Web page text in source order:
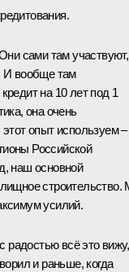
сами там участвуют,
И вообще там
на 10 лет под 1
она очень
опыт используем –
Российской
наш основной
усилий.
радостью всё это вижу,
и раньше, когда